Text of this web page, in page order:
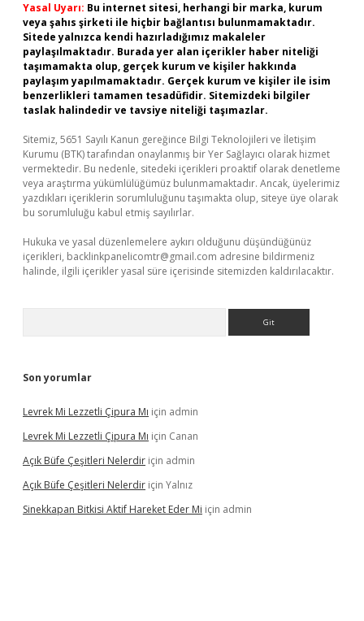
Yasal Uyarı: Bu internet sitesi, herhangi bir marka, kurum
veya şahıs şirketi ile hiçbir bağlantısı bulunmamaktadır.
Sitede yalnızca kendi hazırladığımız makaleler
paylaşılmaktadır. Burada yer alan içerikler haber niteliği
taşımamakta olup, gerçek kurum ve kişiler hakkında
paylaşım yapılmamaktadır. Gerçek kurum ve kişiler ile isim
benzerlikleri tamamen tesadüfidir. Sitemizdeki bilgiler
taslak halindedir ve tavsiye niteliği taşımazlar.
Sitemiz, 5651 Sayılı Kanun gereğince Bilgi Teknolojileri ve İletişim
Kurumu (BTK) tarafından onaylanmış bir Yer Sağlayıcı olarak hizmet
vermektedir. Bu nedenle, sitedeki içerikleri proaktif olarak denetleme
veya araştırma yükümlülüğümüz bulunmamaktadır. Ancak, üyelerimiz
yazdıkları içeriklerin sorumluluğunu taşımakta olup, siteye üye olarak
bu sorumluluğu kabul etmiş sayılırlar.
Hukuka ve yasal düzenlemelere aykırı olduğunu düşündüğünüz
içerikleri, backlinkpanelicomtr@gmail.com adresine bildirmeniz
halinde, ilgili içerikler yasal süre içerisinde sitemizden kaldırılacaktır.
Son yorumlar
Levrek Mi Lezzetli Çipura Mı için admin
Levrek Mi Lezzetli Çipura Mı için Canan
Açık Büfe Çeşitleri Nelerdir için admin
Açık Büfe Çeşitleri Nelerdir için Yalnız
Sinekkapan Bitkisi Aktif Hareket Eder Mi için admin